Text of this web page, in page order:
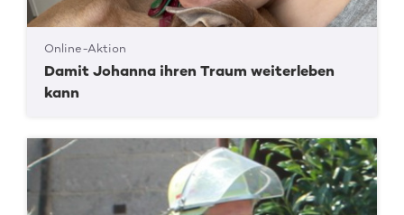
Online-Aktion
Damit Johanna ihren Traum weiterleben
kann